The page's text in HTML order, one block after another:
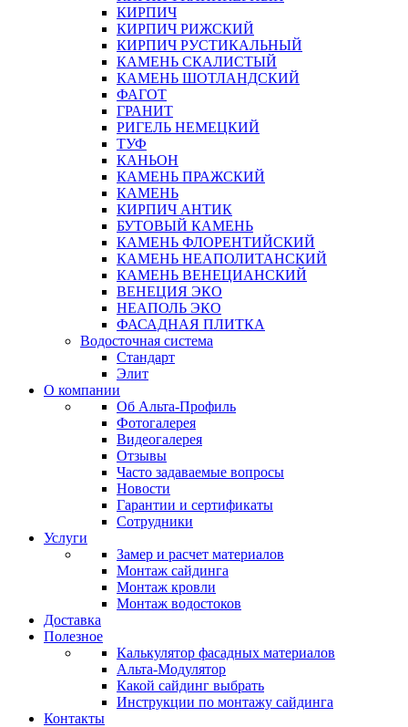
КИРПИЧ
КИРПИЧ РИЖСКИЙ
КИРПИЧ РУСТИКАЛЬНЫЙ
КАМЕНЬ СКАЛИСТЫЙ
КАМЕНЬ ШОТЛАНДСКИЙ
ФАГОТ
ГРАНИТ
РИГЕЛЬ НЕМЕЦКИЙ
ТУФ
КАНЬОН
КАМЕНЬ ПРАЖСКИЙ
КАМЕНЬ
КИРПИЧ АНТИК
БУТОВЫЙ КАМЕНЬ
КАМЕНЬ ФЛОРЕНТИЙСКИЙ
КАМЕНЬ НЕАПОЛИТАНСКИЙ
КАМЕНЬ ВЕНЕЦИАНСКИЙ
ВЕНЕЦИЯ ЭКО
НЕАПОЛЬ ЭКО
ФАСАДНАЯ ПЛИТКА
Водосточная система
Стандарт
Элит
О компании
Об Альта-Профиль
Фотогалерея
Видеогалерея
Отзывы
Часто задаваемые вопросы
Новости
Гарантии и сертификаты
Сотрудники
Услуги
Замер и расчет материалов
Монтаж сайдинга
Монтаж кровли
Монтаж водостоков
Доставка
Полезное
Калькулятор фасадных материалов
Альта-Модулятор
Какой сайдинг выбрать
Инструкции по монтажу сайдинга
Контакты